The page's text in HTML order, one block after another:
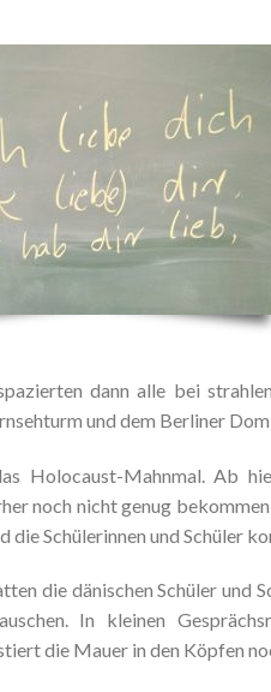
dann alle bei
und dem Berliner
Holocaust-Mahnmal. Ab
noch nicht genug
die Schülerinnen und Schüler
die dänischen Schüler und
In kleinen
die Mauer in den Köpfen